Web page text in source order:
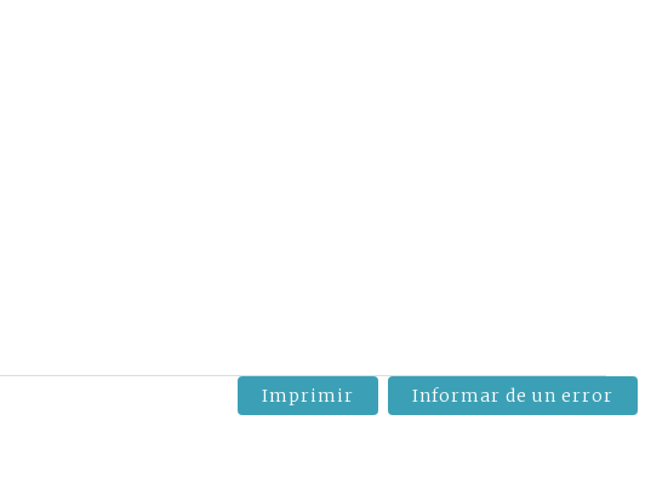
Imprimir Informar de un error